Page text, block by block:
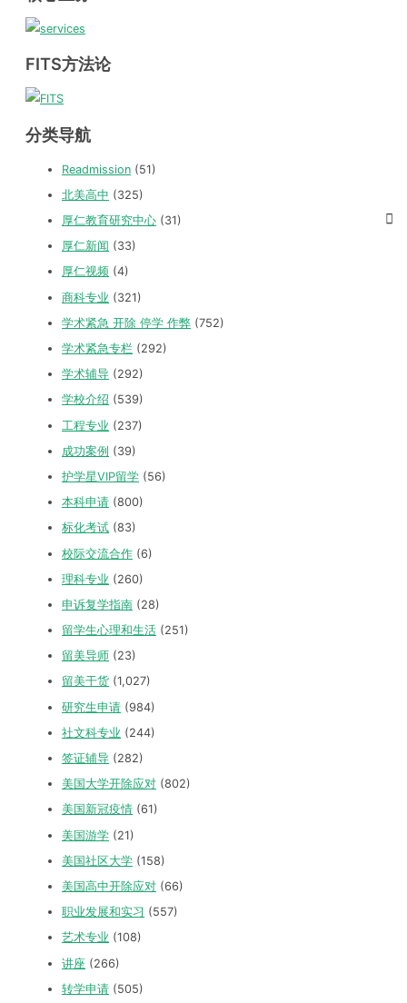
FITS方法论
分类导航
Readmission (51)
北美高中 (325)
厚仁教育研究中心 (31)
厚仁新闻 (33)
厚仁视频 (4)
商科专业 (321)
学术紧急 开除 停学 作弊 (752)
学术紧急专栏 (292)
学术辅导 (292)
学校介绍 (539)
工程专业 (237)
成功案例 (39)
护学星VIP留学 (56)
本科申请 (800)
标化考试 (83)
校际交流合作 (6)
理科专业 (260)
申诉复学指南 (28)
留学生心理和生活 (251)
留美导师 (23)
留美干货 (1,027)
研究生申请 (984)
社文科专业 (244)
签证辅导 (282)
美国大学开除应对 (802)
美国新冠疫情 (61)
美国游学 (21)
美国社区大学 (158)
美国高中开除应对 (66)
职业发展和实习 (557)
艺术专业 (108)
讲座 (266)
转学申请 (505)